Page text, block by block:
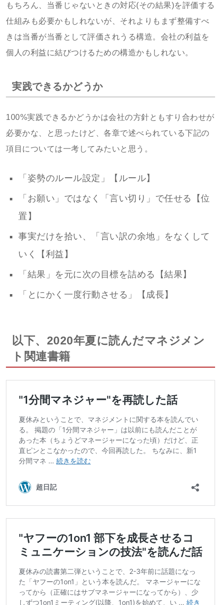
もちろん、当番じゃないときの対応(その結果)を評価する
仕組みも必要かもしれないが、それよりもまず整備すべ
きは当番が当番として評価されうる構造。会社の利益を
個人の利益に結びつけるための構造かもしれない。
実践できるかどうか
100%実践できるかどうかは会社の方針ともすり合わせが
必要かな、と思ったけど、各章で述べられている下記の
項目については一考してみたいと思う。
「姿勢のルール設定」【ルール】
「お願い」ではなく「言い切り」で任せる【位
置】
事実だけを拾い、「言い訳の余地」をなくして
いく【利益】
「結果」を元に次の目標を詰める【結果】
「とにかく一度行動させる」【成長】
以下、2020年夏に読んだマネジメン
ト関連書籍